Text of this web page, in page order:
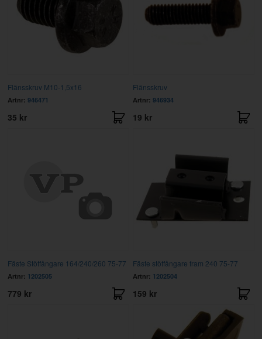
Flänsskruv M10-1,5x16
Artnr: 946471
35 kr
Flänsskruv
Artnr: 946934
19 kr
Fäste Stötfångare 164/240/260 75-77
Artnr: 1202505
779 kr
Fäste stötfångare fram 240 75-77
Artnr: 1202504
159 kr